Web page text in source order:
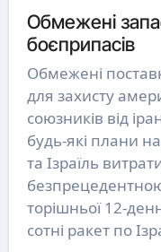
Обмежені
боєприпасів
Обмежені
для захисту
союзників від
будь-які плани
та Ізраїль
торішньої 12-
сотні ракет по